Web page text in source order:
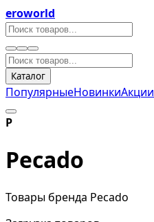
eroworld
Каталог
ПопулярныеНовинкиАкции
P
Pecado
Товары бренда Pecado